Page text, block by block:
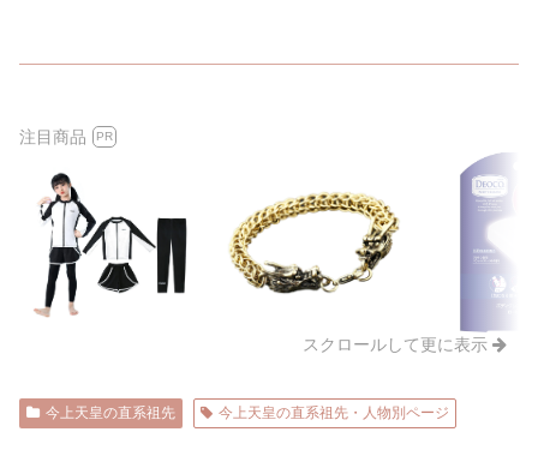
注目商品 PR
スクロールして更に表示
今上天皇の直系祖先 今上天皇の直系祖先・人物別ページ